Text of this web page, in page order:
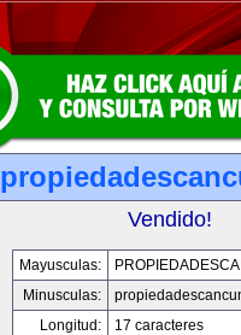
Vendido!
Mayusculas:
Minusculas:
Longitud:
17 caracteres